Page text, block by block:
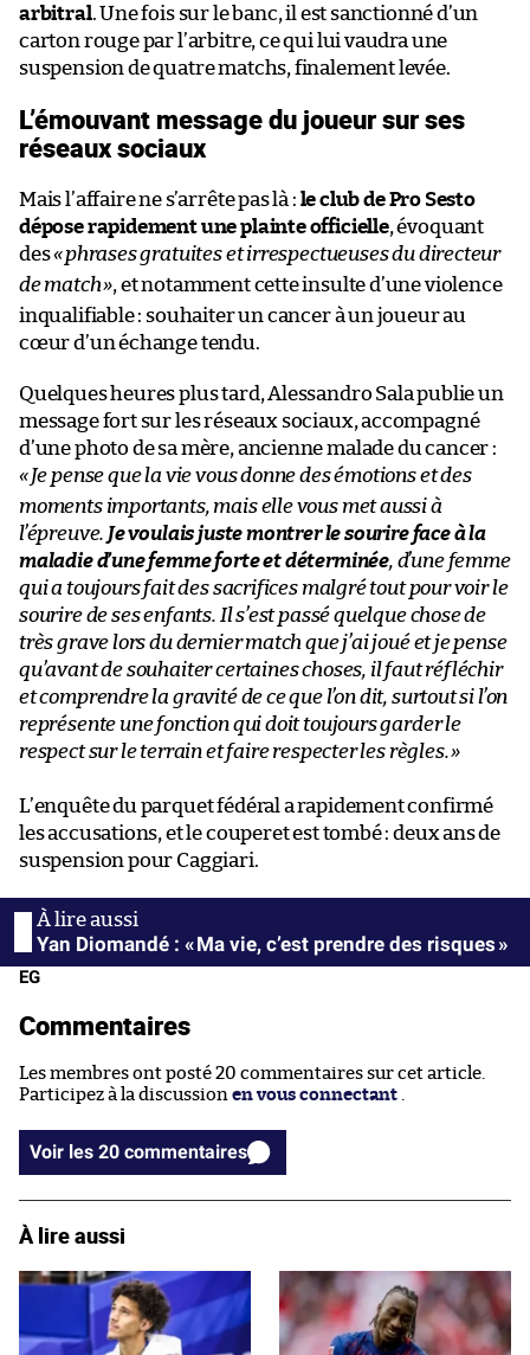
arbitral. Une fois sur le banc, il est sanctionné d’un
carton rouge par l’arbitre, ce qui lui vaudra une
suspension de quatre matchs, finalement levée.
L’émouvant message du joueur sur ses
réseaux sociaux
Mais l’affaire ne s’arrête pas là : le club de Pro Sesto
dépose rapidement une plainte officielle, évoquant
des«phrases gratuites et irrespectueuses du directeur
de match», et notamment cette insulte d’une violence
inqualifiable : souhaiter un cancer à un joueur au
cœur d’un échange tendu.
Quelques heures plus tard, Alessandro Sala publie un
message fort sur les réseaux sociaux, accompagné
d’une photo de sa mère, ancienne malade du cancer :
«Je pense que la vie vous donne des émotions et des
moments importants, mais elle vous met aussi à
l’épreuve. Je voulais juste montrer le sourire face à la
maladie d’une femme forte et déterminée, d’une femme
qui a toujours fait des sacrifices malgré tout pour voir le
sourire de ses enfants. Il s’est passé quelque chose de
très grave lors du dernier match que j’ai joué et je pense
qu’avant de souhaiter certaines choses, il faut réfléchir
et comprendre la gravité de ce que l’on dit, surtout si l’on
représente une fonction qui doit toujours garder le
respect sur le terrain et faire respecter les règles.»
L’enquête du parquet fédéral a rapidement confirmé
les accusations, et le couperet est tombé : deux ans de
suspension pour Caggiari.
Yan Diomandé : « Ma vie, c’est prendre des risques »
EG
Commentaires
Les membres ont posté 20 commentaires sur cet article.
Participez à la discussion en vous connectant
Voir les 20 commentaires
À lire aussi